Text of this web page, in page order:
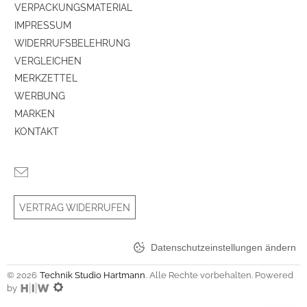
Bullauge ja
Leistungsaufnahme
Energy Label Version
Energieeffizienzklasse
Gehäuse-Farben weiß
Farbe weiß
VERPACKUNGSMATERIAL
IMPRESSUM
WIDERRUFSBELEHRUNG
VERGLEICHEN
MERKZETTEL
WERBUNG
MARKEN
KONTAKT
VERTRAG WIDERRUFEN
Datenschutzeinstellungen ändern
© 2026 Technik Studio Hartmann . Alle Rechte vorbehalten. Powered
by